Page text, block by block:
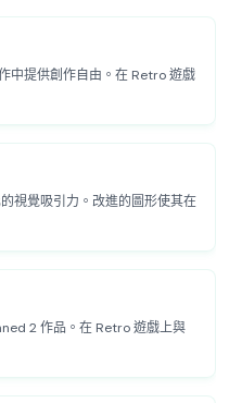
中提供創作自由。在 Retro 遊戲
視覺吸引力。改進的圖形使其在
2 作品。在 Retro 遊戲上與